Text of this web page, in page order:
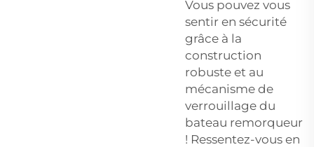
Vous pouvez vous
sentir en sécurité
grâce à la
construction
robuste et au
mécanisme de
verrouillage du
bateau remorqueur
! Ressentez-vous en